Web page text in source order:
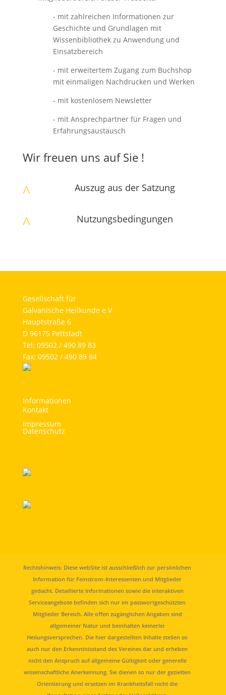
- mit zahlreichen Informationen zur
Geschichte und Grundlagen mit
Wissenbibliothek zu Anwendung und
Einsatzbereich
- mit erweitertem Zugang zum Buchshop
mit einmaligen Nachdrucken und Werken
- mit kostenlosem Newsletter
- mit Ansprechpartner für Fragen und
Erfahrungsaustausch
Wir freuen uns auf Sie !
^ Auszug aus der Satzung
^ Nutzungsbedingungen
Gesellschaft für
Galvanische Heilkunde e.V
Hauptstraße 6
D 96175 Pettstadt
Tel: 09502 / 490 89 83
Fax: 09502 / 490 89 84
Informationen
Kontakt
Impressum
Datenschutz
Rechtshinweis: Diese webSite ist ausschließlich zur persönlichen
Information für Feinstrom-Interessenten und Mitglieder
gedacht. Detaillierte Informationen sowie die interaktiven
Serviceangebote befinden sich nur im passwortgeschützten
Mitglieder Bereich. Alle offen zugänglichen Angaben sind
allgemeiner Natur und beinhalten keinerlei
Heilungsversprechen. Die hier dargestellten Inhalte stellen so
auch nur den Erkenntnisstand des Vereines dar und erheben
nicht den Anspruch auf allgemeine Gültigkeit oder generelle
wissenschaftliche Anerkennung. Sie dienen so nur der gezielten
Orientierung und ersetzen im Krankheitsfall nicht die